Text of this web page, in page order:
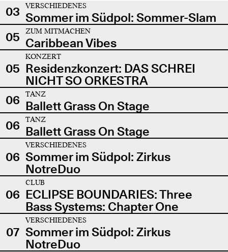
03
VERSCHIEDENES
Sommer im Südpol: Sommer-Slam
05
ZUM MITMACHEN
Caribbean Vibes
05
KONZERT
Residenzkonzert: DAS SCHREI
NICHT SO ORKESTRA
06
TANZ
Ballett Grass On Stage
06
TANZ
Ballett Grass On Stage
06
VERSCHIEDENES
Sommer im Südpol: Zirkus
NotreDuo
06
CLUB
ECLIPSE BOUNDARIES: Three
Bass Systems: Chapter One
07
VERSCHIEDENES
Sommer im Südpol: Zirkus
NotreDuo